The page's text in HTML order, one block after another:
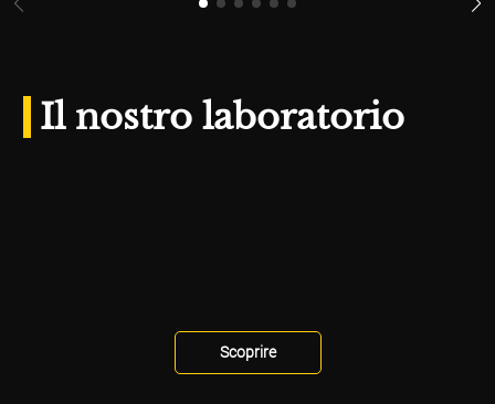
Il nostro laboratorio